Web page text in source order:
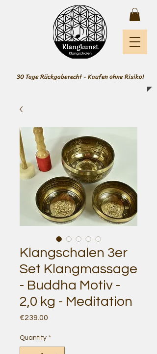
30 Tage Rückgaberecht - Kaufen ohne Risiko!
Klangschalen 3er
Set Klangmassage
- Buddha Motiv -
2,0 kg - Meditation
€239.00
Quantity *